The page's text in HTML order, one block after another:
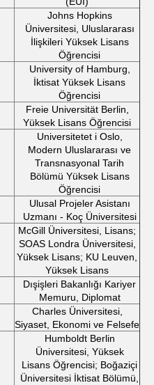
Johns Hopkins
Üniversitesi, Uluslararası
İlişkileri Yüksek Lisans
Öğrencisi
University of Hamburg,
İktisat Yüksek Lisans
Öğrencisi
Freie Universität Berlin,
Yüksek Lisans Öğrencisi
Universitetet i Oslo,
Modern Uluslararası ve
Transnasyonal Tarih
Bölümü Yüksek Lisans
Öğrencisi
Ulusal Projeler Asistanı
Uzmanı - Koç Üniversitesi
McGill Üniversitesi, Lisans;
SOAS Londra Üniversitesi,
Yüksek Lisans; KU Leuven,
Yüksek Lisans
Dışişleri Bakanlığı Kariyer
Memuru, Diplomat
Charles Üniversitesi,
Siyaset, Ekonomi ve Felsefe
Humboldt Berlin
Üniversitesi, Yüksek
Lisans Öğrencisi; Boğaziçi
Üniversitesi İktisat Bölümü,